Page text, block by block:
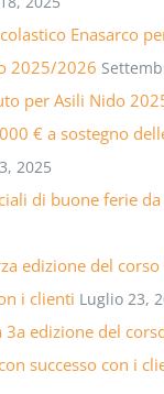
Enasarco
2025/2026
per Asili Nido
€ a sostegno
2025
di buone ferie da
edizione del
i clienti Luglio 23,
edizione del
successo con i